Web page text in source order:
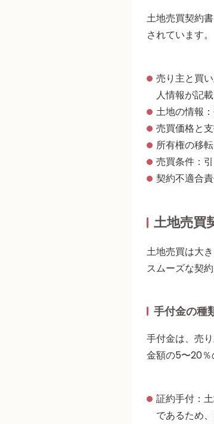
土地売買契約
されています。
売り主と買
人情報が記載
土地の情報
売買価格と
所有権の移
売買条件：
契約不適合
土地売買
土地売買は大
スムーズな契
手付金の種
手付金は、売
金額の5〜20％
証約手付：
であるため